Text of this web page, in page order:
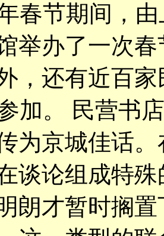
春节期间，
举办了一次
，还有近百
加。 民营书
为京城佳话
谈论组成特
朗才暂时搁